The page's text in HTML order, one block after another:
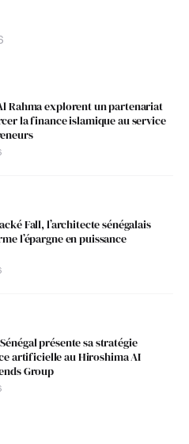
Rahma explorent un partenariat
la finance islamique au service
Fall, l’architecte sénégalais
l’épargne en puissance
présente sa stratégie
artificielle au Hiroshima AI
Group